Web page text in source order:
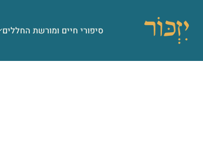
סיפורי חיים ומורשת החללים